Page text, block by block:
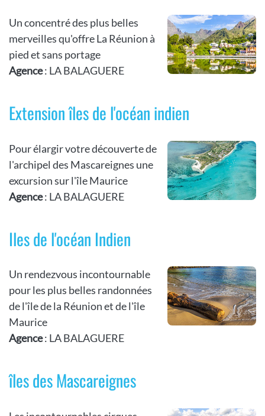
Un concentré des plus belles
merveilles qu'offre La Réunion à
pied et sans portage
Agence: LA BALAGUERE
Extension îles de l'océan indien
Pour élargir votre découverte de
l'archipel des Mascareignes une
excursion sur l'île Maurice
Agence: LA BALAGUERE
Iles de l'océan Indien
Un rendezvous incontournable
pour les plus belles randonnées
de l'île de la Réunion et de l'île
Maurice
Agence: LA BALAGUERE
îles des Mascareignes